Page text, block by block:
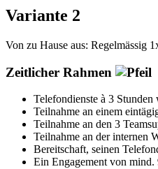
Variante 2
Von zu Hause aus: Regelmässig
Zeitlicher Rahmen
Telefondienste à 3
Teilnahme an einem
Teilnahme an den 3
Teilnahme an der internen
Bereitschaft, seinen
Ein Engagement von